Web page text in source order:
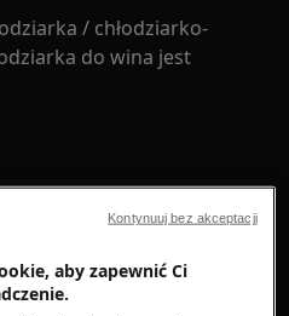
/ chłodziarko-
do wina jest
aby zapewnić Ci
Kontynuuj bez akceptacji